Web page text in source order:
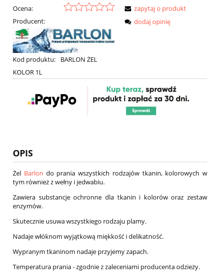
Ocena:
Producent:
Kod produktu:
BARLON ŻEL
KOLOR 1L
zapytaj o produkt
dodaj opinię
OPIS
Żel Barlon do prania wszystkich rodzajów tkanin, kolorowych w
tym również z wełny i jedwabiu.
Zawiera substancje ochronne dla tkanin i kolorów oraz zestaw
enzymów.
Skutecznie usuwa wszystkiego rodzaju plamy.
Nadaje włóknom wyjątkową miękkość i delikatność.
Wypranym tkaninom nadaje przyjemy zapach.
Temperatura prania - zgodnie z zaleceniami producenta odzieży.